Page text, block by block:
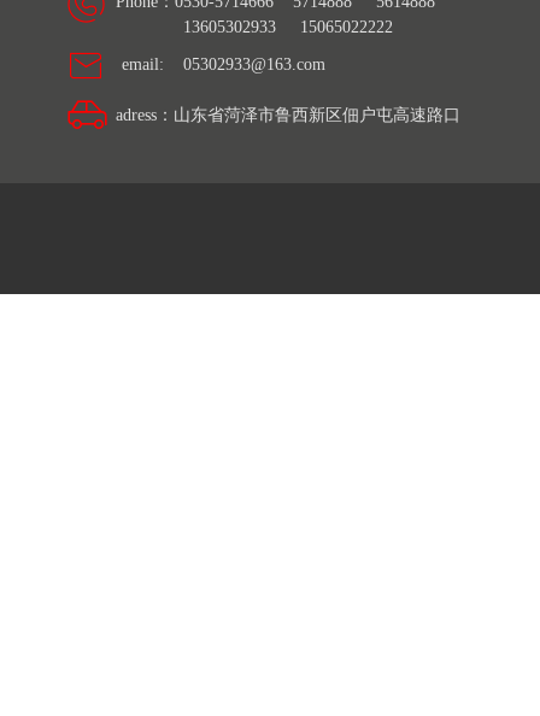
13605302933 15065022222
email: 05302933@163.com
adress：山东省菏泽市鲁西新区佃户屯高速路口